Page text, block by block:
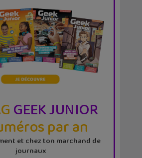
GEEK JUNIOR
par an
et chez ton marchand de
journaux